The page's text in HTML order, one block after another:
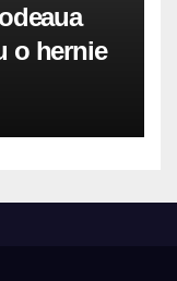
o hernie